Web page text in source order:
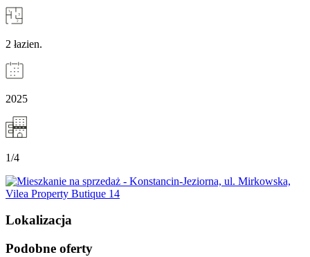
2 łazien.
2025
1/4
Lokalizacja
Podobne oferty